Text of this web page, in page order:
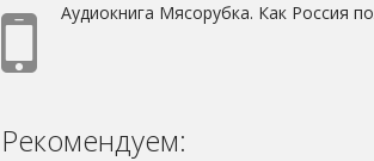
Аудиокнига Мясорубка. Как Россия
Рекомендуем: